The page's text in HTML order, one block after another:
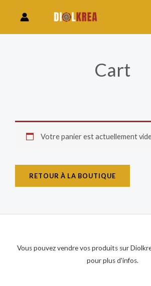
contenu
Cart
Votre panier est actuellement
RETOUR À LA BOUTIQUE
Vous pouvez vendre vos produits sur
pour plus d'infos.